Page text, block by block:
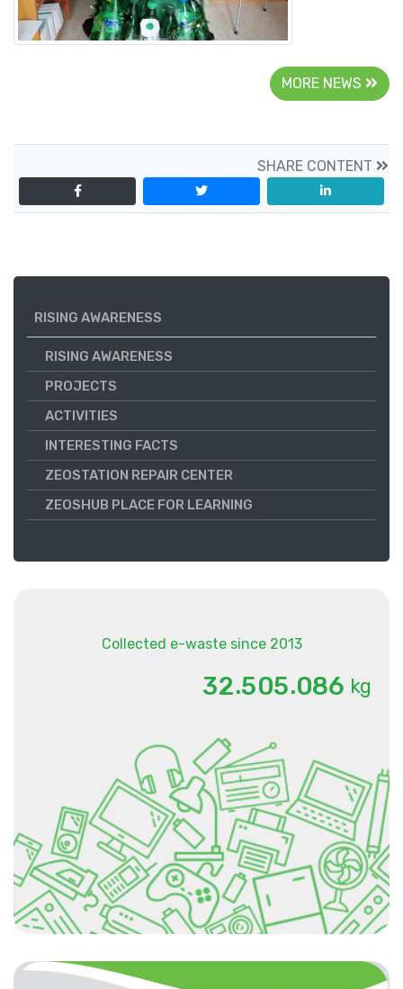
MORE NEWS
SHARE CONTENT
RISING AWARENESS
RISING AWARENESS
PROJECTS
ACTIVITIES
INTERESTING FACTS
ZEOSTATION REPAIR CENTER
ZEOSHUB PLACE FOR LEARNING
Collected e-waste since 2013
32.505.086 kg